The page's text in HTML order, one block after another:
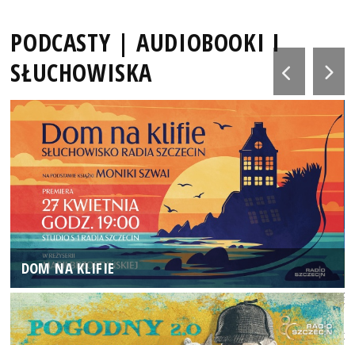
PODCASTY | AUDIOBOOKI I
SŁUCHOWISKA
DOM NA KLIFIE